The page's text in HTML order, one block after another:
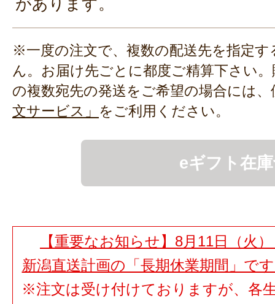
があります。
※一度の注文で、複数の配送先を指定
ん。お届け先ごとに都度ご精算下さい
の複数宛先の発送をご希望の場合には、
文サービス」 をご利用ください。
eギフト在
【重要なお知らせ】8月11日（火
新潟直送計画の「長期休業期間」で
※注文は受け付けておりますが、各